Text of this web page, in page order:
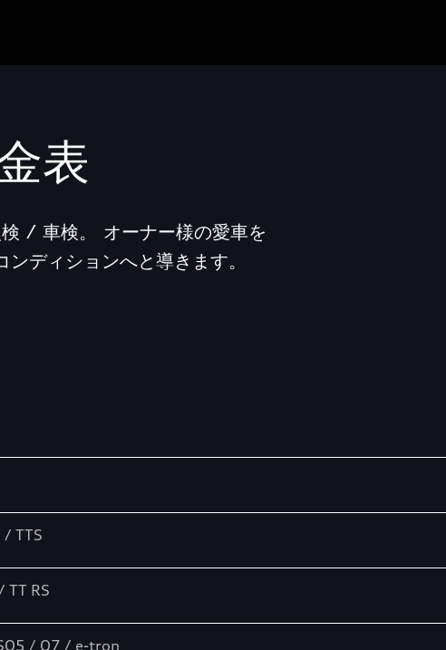
表
/ 車検。 オーナー様の愛車を
ディションへと導きます。
TTS
TT RS
/ Q7 / e-tron